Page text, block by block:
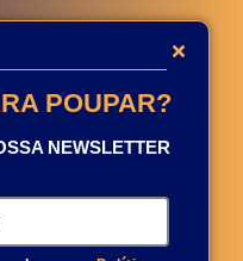
de Privacidade
POUPAR?
NEWSLETTER